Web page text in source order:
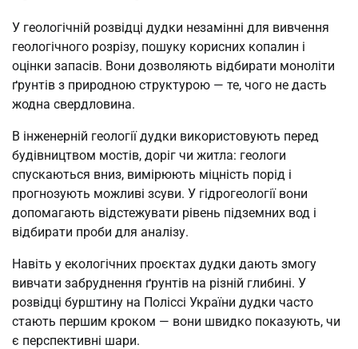
У геологічній розвідці дудки незамінні для вивчення
геологічного розрізу, пошуку корисних копалин і
оцінки запасів. Вони дозволяють відбирати моноліти
ґрунтів з природною структурою — те, чого не дасть
жодна свердловина.
В інженерній геології дудки використовують перед
будівництвом мостів, доріг чи житла: геологи
спускаються вниз, вимірюють міцність порід і
прогнозують можливі зсуви. У гідрогеології вони
допомагають відстежувати рівень підземних вод і
відбирати проби для аналізу.
Навіть у екологічних проєктах дудки дають змогу
вивчати забруднення ґрунтів на різній глибині. У
розвідці бурштину на Поліссі України дудки часто
стають першим кроком — вони швидко показують, чи
є перспективні шари.